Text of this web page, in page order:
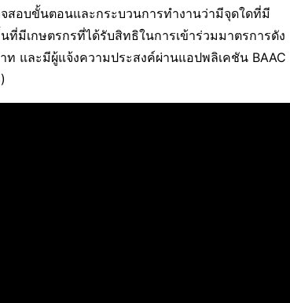
สอบขั้นตอนและกระบวนการทำงานว่ามีจุดใดที่มี
มีเกษตรกรที่ได้รับสิทธิในการเข้าร่วมมาตรการดัง
และมีผู้แจ้งความประสงค์ผ่านแอปพลิเคชัน BAAC